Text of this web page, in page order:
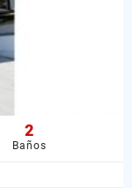
2
Baños